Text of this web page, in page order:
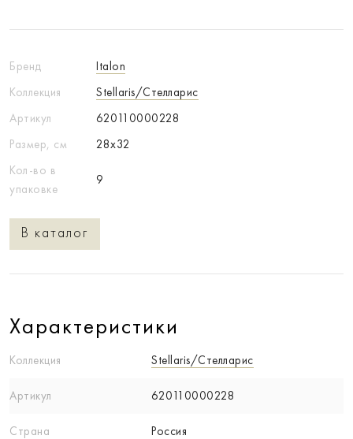
Бренд
Italon
Коллекция
Stellaris/Стелларис
Артикул
620110000228
Размер, см
28x32
Кол-во в
упаковке
9
В каталог
Характеристики
Коллекция Stellaris/Стелларис
Артикул 620110000228
Страна Россия